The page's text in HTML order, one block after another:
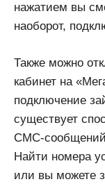
нажатием вы
наоборот,
Также можно
кабинет на
подключение
существует
СМС-
Найти номера
или вы можете